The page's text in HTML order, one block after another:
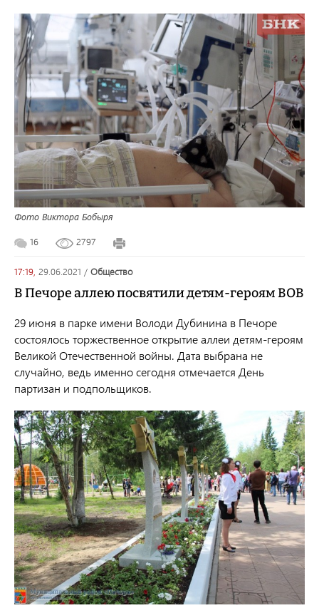
Фото Виктора Бобыря
16 2797
17:19, 29.06.2021 / общество
В Печоре аллею посвятили детям-героям ВОВ
29 июня в парке имени Володи Дубинина в Печоре
состоялось торжественное открытие аллеи детям-героям
Великой Отечественной войны. Дата выбрана не
случайно, ведь именно сегодня отмечается День
партизан и подпольщиков.